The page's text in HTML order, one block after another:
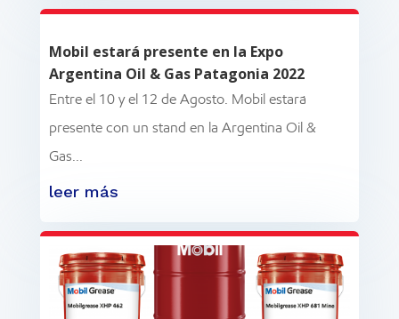
Mobil estará presente en la Expo
Argentina Oil & Gas Patagonia 2022
Entre el 10 y el 12 de Agosto. Mobil estará
presente con un stand en la Argentina Oil &
Gas...
leer más